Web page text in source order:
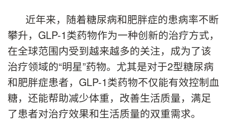
近年来，随着糖尿病和肥胖症的患病率不断
攀升，GLP-1类药物作为一种创新的治疗方式，
在全球范围内受到越来越多的关注，成为了该
治疗领域的“明星”药物。尤其是对于2型糖尿病
和肥胖症患者，GLP-1类药物不仅能有效控制血
糖，还能帮助减少体重，改善生活质量，满足
了患者对治疗效果和生活质量的双重需求。